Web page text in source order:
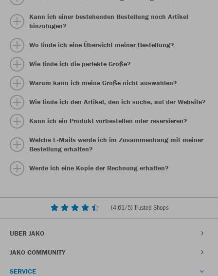
Kann ich einer bestehenden Bestellung noch Artikel
hinzufügen?
Wo finde ich eine Übersicht meiner Bestellung?
Wie finde ich die perfekte Größe?
Warum kann ich meine Größe nicht auswählen?
Wie finde ich den Artikel, den ich suche, auf der Website?
Kann ich ein Produkt vorbestellen oder reservieren?
Welche E-Mails werde ich im Zusammenhang mit meiner
Bestellung erhalten?
Werde ich eine Kopie der Rechnung erhalten?
(4,61/5) Trusted Shops
ÜBER JAKO
JAKO COMMUNITY
SERVICE